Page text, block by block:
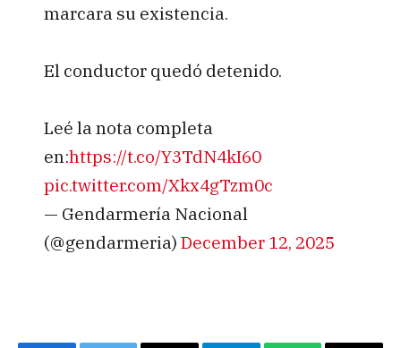
marcara su existencia.
El conductor quedó detenido.
Leé la nota completa
en:https://t.co/Y3TdN4kI60
pic.twitter.com/Xkx4gTzm0c
— Gendarmería Nacional
(@gendarmeria) December 12, 2025